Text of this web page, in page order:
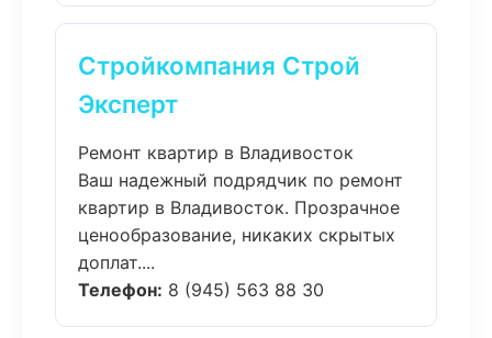
Стройкомпания Строй
Эксперт
Ремонт квартир в Владивосток
Ваш надежный подрядчик по ремонт
квартир в Владивосток. Прозрачное
ценообразование, никаких скрытых
доплат....
Телефон: 8 (945) 563 88 30